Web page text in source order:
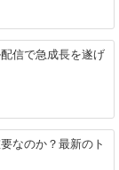
信で急成長を遂げ
なのか？最新のト